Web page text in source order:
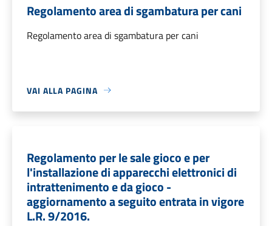
Regolamento area di sgambatura per cani
Regolamento area di sgambatura per cani
VAI ALLA PAGINA
Regolamento per le sale gioco e per
l'installazione di apparecchi elettronici di
intrattenimento e da gioco -
aggiornamento a seguito entrata in vigore
L.R. 9/2016.